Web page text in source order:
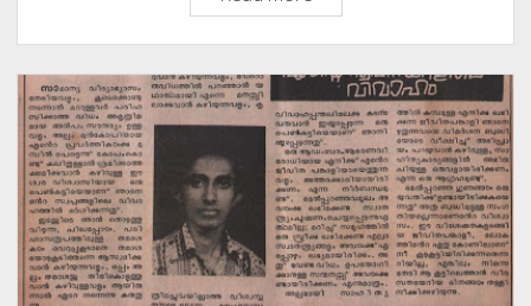
Loving
Mother
Is
Remembered
On
This
Day
Called
Women’s
Day